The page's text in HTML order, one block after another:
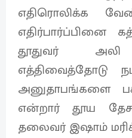
எதிரொலிக்க
எதிர்பார்ப்பினை
தூதுவர் அலி
எத்திவைத்தோடு
அனுதாபங்களை
என்றார் தூய
தலைவர் இஷாம்